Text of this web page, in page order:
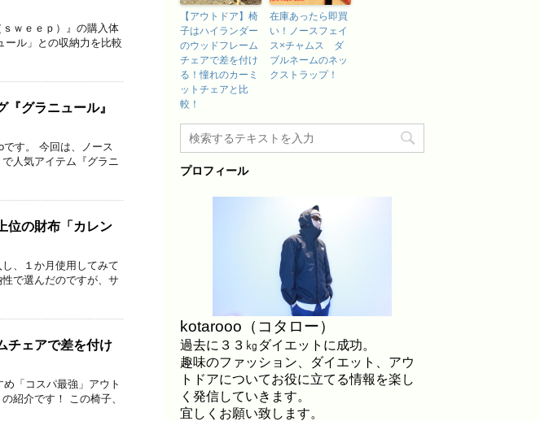
ｗｅｅｐ）』の購入体
ール」との収納力を比較
『グラニュール』
す。 今回は、ノース
人気アイテム『グラニ
位の財布「カレン
、１か月使用してみて
で選んだのですが、サ
チェアで差を付け
「コスパ最強」アウト
紹介です！ この椅子、
【アウトドア】椅
子はハイランダー
のウッドフレーム
チェアで差を付け
る！憧れのカーミ
ットチェアと比
較！
在庫あったら即買
い！ノースフェイ
ス×チャムス ダ
ブルネームのネッ
クストラップ！
プロフィール
kotarooo（コタロー）
過去に３３㎏ダイエットに成功。
趣味のファッション、ダイエット、アウ
トドアについてお役に立てる情報を楽し
く発信していきます。
宜しくお願い致します。